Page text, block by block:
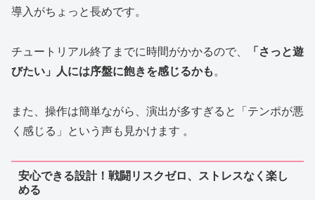
導入がちょっと長めです。
チュートリアル終了までに時間がかかるので、
「さっと遊
びたい」人には序盤に飽きを感じるかも。
また、操作は簡単ながら、演出が多すぎると「テンポが悪
く感じる」という声も見かけます 。
安心できる設計！戦闘リスクゼロ、ストレスなく楽し
める